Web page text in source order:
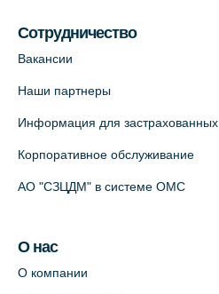
Сотрудничество
Вакансии
Наши партнеры
Информация для застрахованных
Корпоративное обслуживание
АО "СЗЦДМ" в системе ОМС
О нас
О компании